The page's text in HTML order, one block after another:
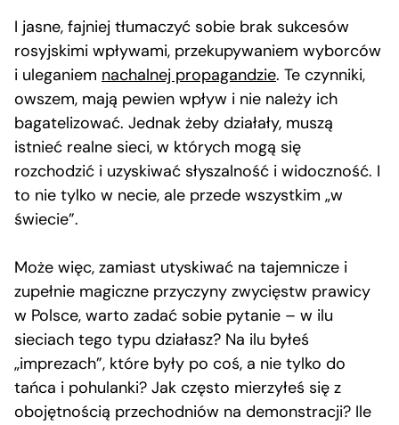
I jasne, fajniej tłumaczyć sobie brak sukcesów
rosyjskimi wpływami, przekupywaniem wyborców
i uleganiem nachalnej propagandzie. Te czynniki,
owszem, mają pewien wpływ i nie należy ich
bagatelizować. Jednak żeby działały, muszą
istnieć realne sieci, w których mogą się
rozchodzić i uzyskiwać słyszalność i widoczność. I
to nie tylko w necie, ale przede wszystkim „w
świecie”.
Może więc, zamiast utyskiwać na tajemnicze i
zupełnie magiczne przyczyny zwycięstw prawicy
w Polsce, warto zadać sobie pytanie – w ilu
sieciach tego typu działasz? Na ilu byłeś
„imprezach”, które były po coś, a nie tylko do
tańca i pohulanki? Jak często mierzyłeś się z
obojętnością przechodniów na demonstracji? Ile